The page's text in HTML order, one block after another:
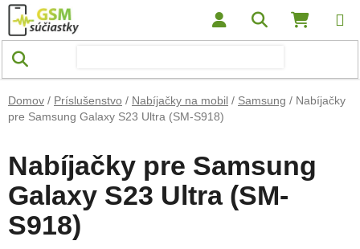
Prejsť na obsah Hľadať
Domov / Príslušenstvo / Nabíjačky na mobil / Samsung / Nabíjačky
pre Samsung Galaxy S23 Ultra (SM-S918)
Nabíjačky pre Samsung
Galaxy S23 Ultra (SM-
S918)